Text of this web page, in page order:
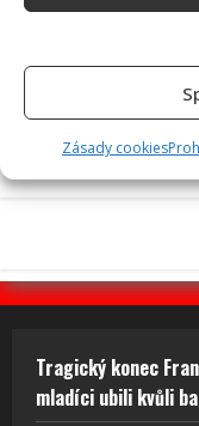
Zásady cookies
Poslední chvíle
cítila zlepšení, poté
Tragický konec
mladíci ubili kvůli